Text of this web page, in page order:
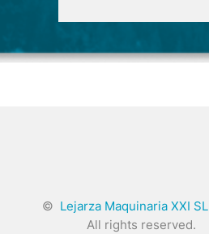
© Lejarza Maquinaria XXI SL
All rights reserved.